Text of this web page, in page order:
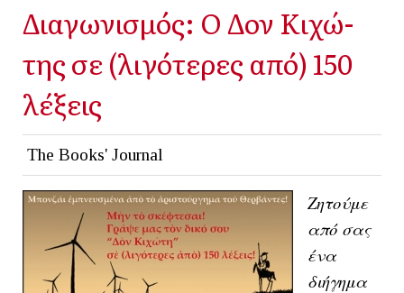
Διαγωνισμός: Ο Δον Κι­χώ­
της σε (λι­γό­τε­ρες α­πό) 150
λέ­ξεις
The Books' Journal
Ζητούμε
από σας
ένα
διήγημα